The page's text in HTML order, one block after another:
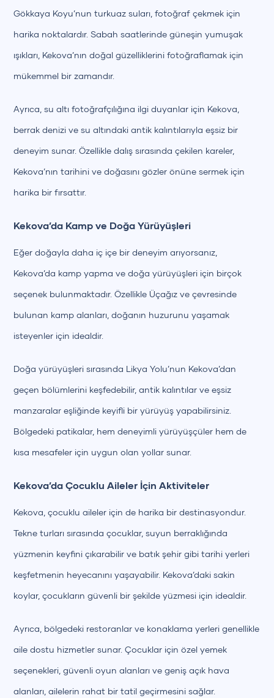
Gökkaya Koyu’nun turkuaz suları, fotoğraf çekmek için
harika noktalardır. Sabah saatlerinde güneşin yumuşak
ışıkları, Kekova’nın doğal güzelliklerini fotoğraflamak için
mükemmel bir zamandır.
Ayrıca, su altı fotoğrafçılığına ilgi duyanlar için Kekova,
berrak denizi ve su altındaki antik kalıntılarıyla eşsiz bir
deneyim sunar. Özellikle dalış sırasında çekilen kareler,
Kekova’nın tarihini ve doğasını gözler önüne sermek için
harika bir fırsattır.
Kekova’da Kamp ve Doğa Yürüyüşleri
Eğer doğayla daha iç içe bir deneyim arıyorsanız,
Kekova’da kamp yapma ve doğa yürüyüşleri için birçok
seçenek bulunmaktadır. Özellikle Üçağız ve çevresinde
bulunan kamp alanları, doğanın huzurunu yaşamak
isteyenler için idealdir.
Doğa yürüyüşleri sırasında Likya Yolu’nun Kekova’dan
geçen bölümlerini keşfedebilir, antik kalıntılar ve eşsiz
manzaralar eşliğinde keyifli bir yürüyüş yapabilirsiniz.
Bölgedeki patikalar, hem deneyimli yürüyüşçüler hem de
kısa mesafeler için uygun olan yollar sunar.
Kekova’da Çocuklu Aileler İçin Aktiviteler
Kekova, çocuklu aileler için de harika bir destinasyondur.
Tekne turları sırasında çocuklar, suyun berraklığında
yüzmenin keyfini çıkarabilir ve batık şehir gibi tarihi yerleri
keşfetmenin heyecanını yaşayabilir. Kekova’daki sakin
koylar, çocukların güvenli bir şekilde yüzmesi için idealdir.
Ayrıca, bölgedeki restoranlar ve konaklama yerleri genellikle
aile dostu hizmetler sunar. Çocuklar için özel yemek
seçenekleri, güvenli oyun alanları ve geniş açık hava
alanları, ailelerin rahat bir tatil geçirmesini sağlar.